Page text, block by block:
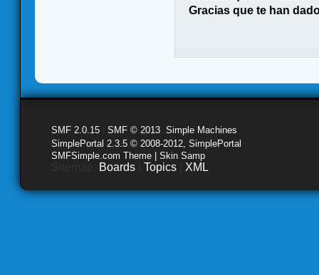
Gracias que te han
SMF 2.0.15 SMF © 2013 Simple Machines
SimplePortal 2.3.5 © 2008-2012, SimplePortal
SMFSimple.com Theme | Skin Samp
Boards Topics XML